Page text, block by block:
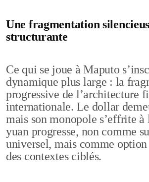
Une fragmentation
structurante
Ce qui se joue à Maputo
dynamique plus large : la
progressive de l’architecture
internationale. Le dollar
mais son monopole s’effrite
yuan progresse, non comme
universel, mais comme
des contextes ciblés.